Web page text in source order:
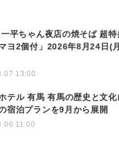
一平ちゃん夜店の焼そば 超特
ヨ2個付」2026年8月24日(
13:00
テル 有馬 有馬の歴史と文化
宿泊プランを9月から展開
11:00